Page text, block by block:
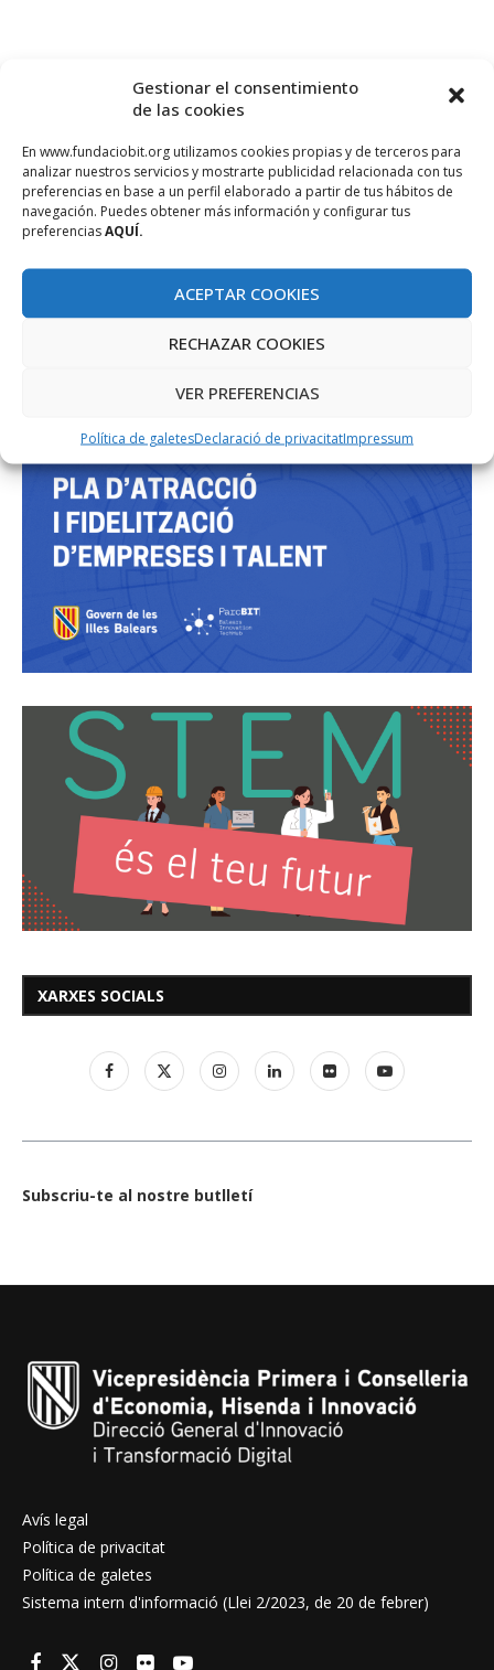
Gestionar el consentimiento
de las cookies
En www.fundaciobit.org utilizamos cookies propias y de terceros para
analizar nuestros servicios y mostrarte publicidad relacionada con tus
preferencias en base a un perfil elaborado a partir de tus hábitos de
navegación. Puedes obtener más información y configurar tus
preferenciasAQUÍ.
ACEPTAR COOKIES
RECHAZAR COOKIES
VER PREFERENCIAS
Política de galetesDeclaració de privacitatImpressum
PROJECTE COFINANÇAT PEL FONS SOCIAL EUROPEU
XARXES SOCIALS
Subscriu-te al nostre butlletí
Avís legal
Política de privacitat
Política de galetes
Sistema intern d'informació (Llei 2/2023, de 20 de febrer)